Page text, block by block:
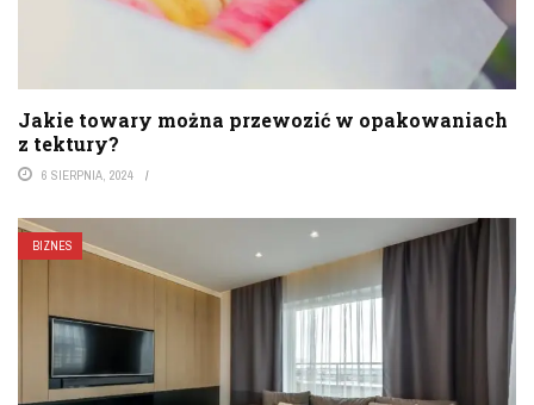
Jakie towary można przewozić w opakowaniach
z tektury?
6 SIERPNIA, 2024
BIZNES